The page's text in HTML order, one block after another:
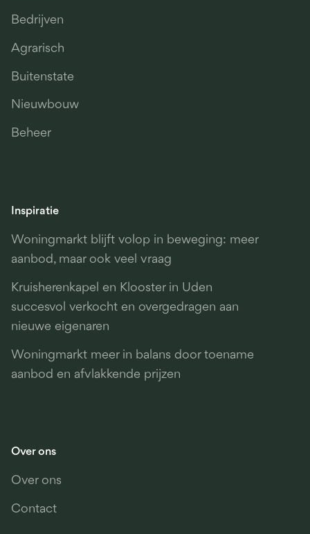
Bedrijven
Agrarisch
Buitenstate
Nieuwbouw
Beheer
Inspiratie
Woningmarkt blijft volop in beweging: meer
aanbod, maar ook veel vraag
Kruisherenkapel en Klooster in Uden
succesvol verkocht en overgedragen aan
nieuwe eigenaren
Woningmarkt meer in balans door toename
aanbod en afvlakkende prijzen
Over ons
Over ons
Contact